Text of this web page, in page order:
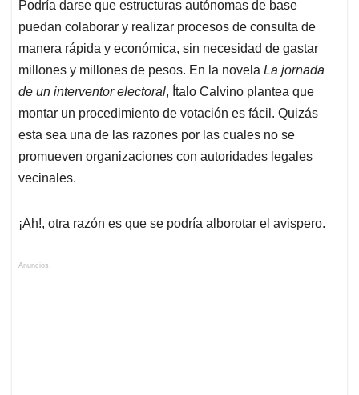
Podría darse que estructuras autónomas de base
puedan colaborar y realizar procesos de consulta de
manera rápida y económica, sin necesidad de gastar
millones y millones de pesos. En la novela La jornada
de un interventor electoral, Ítalo Calvino plantea que
montar un procedimiento de votación es fácil. Quizás
esta sea una de las razones por las cuales no se
promueven organizaciones con autoridades legales
vecinales.
¡Ah!, otra razón es que se podría alborotar el avispero.
Anuncios.